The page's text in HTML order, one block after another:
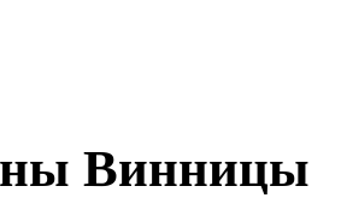
Винницы